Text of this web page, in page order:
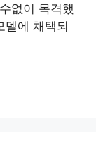
없이 목격했
델에 채택되